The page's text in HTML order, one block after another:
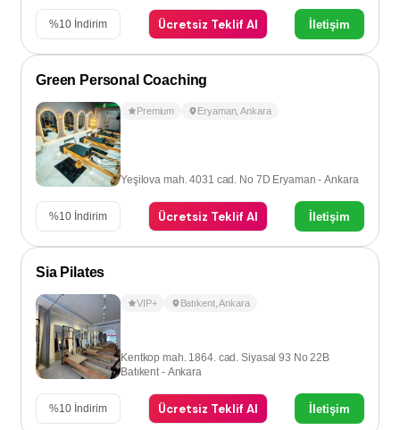
%10 İndirim Ücretsiz Teklif Al İletişim
Green Personal Coaching
Premium Eryaman,Ankara
Yeşilova mah. 4031 cad. No 7D Eryaman - Ankara
%10 İndirim Ücretsiz Teklif Al İletişim
Sia Pilates
VIP+ Batıkent,Ankara
Kentkop mah. 1864. cad. Siyasal 93 No 22B
Batıkent - Ankara
%10 İndirim Ücretsiz Teklif Al İletişim